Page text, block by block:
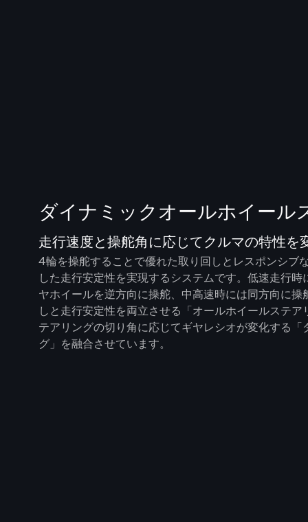
ダイナミックオールホイール
走行速度と操舵角に応じてクルマの特性を
4輪を操舵することで優れた取り回しとレスポンシブ
した走行安定性を実現するシステムです。低速走行
ヤホイールを逆方向に操舵、中高速時には同方向に
しと走行安定性を両立させる「オールホイールステ
テアリングの切り角に応じてギヤレシオが変化する「
グ」を融合させています。